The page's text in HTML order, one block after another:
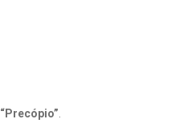
“Precópio”